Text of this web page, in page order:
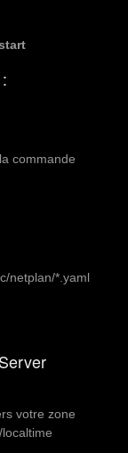
commande
netplan/*.yaml
votre zone